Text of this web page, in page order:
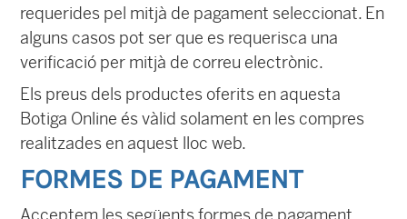
requerides pel mitjà de pagament seleccionat. En
alguns casos pot ser que es requerisca una
verificació per mitjà de correu electrònic.
Els preus dels productes oferits en aquesta
Botiga Online és vàlid solament en les compres
realitzades en aquest lloc web.
FORMES DE PAGAMENT